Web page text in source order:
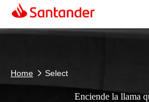
Home Select
Enciende la llama